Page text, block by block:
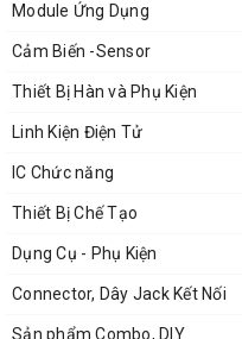
Module Ứng Dụng
Cảm Biến -Sensor
Thiết Bị Hàn và Phụ Kiện
Linh Kiện Điện Tử
IC Chức năng
Thiết Bị Chế Tạo
Dụng Cụ - Phụ Kiện
Connector, Dây Jack Kết Nối
Sản phẩm Combo, DIY